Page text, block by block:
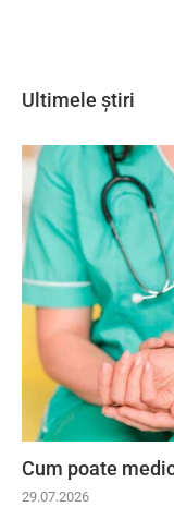
Ultimele știri
Cum poate
29.07.2026